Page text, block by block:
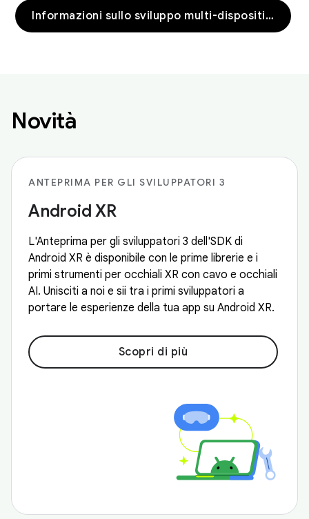
Informazioni sullo sviluppo multi-dispositivo
Novità
ANTEPRIMA PER GLI SVILUPPATORI 3
Android XR
L'Anteprima per gli sviluppatori 3 dell'SDK di
Android XR è disponibile con le prime librerie e i
primi strumenti per occhiali XR con cavo e occhiali
AI. Unisciti a noi e sii tra i primi sviluppatori a
portare le esperienze della tua app su Android XR.
Scopri di più